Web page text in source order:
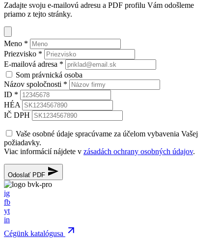
Zadajte svoju e-mailovú adresu a PDF profilu Vám odošleme
priamo z tejto stránky.
Meno *
Priezvisko *
E-mailová adresa *
Som právnická osoba
Názov spoločnosti *
ID *
HÉA
IČ DPH
Vaše osobné údaje spracúvame za účelom vybavenia Vašej
požiadavky.
Viac informácií nájdete v zásadách ochrany osobných údajov.
Odoslať PDF
ig
fb
yt
in
Cégünk katalógusa